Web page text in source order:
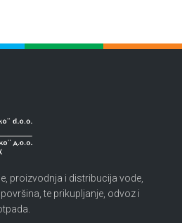
proizvodnja i distribucija vode,
te prikupljanje, odvoz i